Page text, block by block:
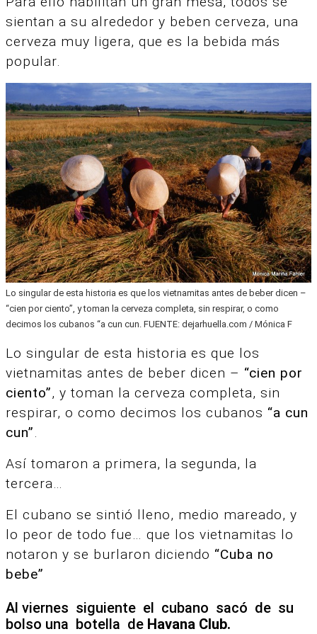
sientan a su alrededor y beben cerveza, una
cerveza muy ligera, que es la bebida más
popular.
Lo singular de esta historia es que los vietnamitas antes de beber dicen –
“cien por ciento”, y toman la cerveza completa, sin respirar, o como
decimos los cubanos “a cun cun. FUENTE: dejarhuella.com / Mónica F
Lo singular de esta historia es que los
vietnamitas antes de beber dicen – “cien por
ciento”, y toman la cerveza completa, sin
respirar, o como decimos los cubanos “a cun
cun”.
Así tomaron a primera, la segunda, la
tercera…
El cubano se sintió lleno, medio mareado, y
lo peor de todo fue… que los vietnamitas lo
notaron y se burlaron diciendo “Cuba no
bebe”
Al viernes siguiente el cubano sacó de su
bolso una botella de Havana Club.